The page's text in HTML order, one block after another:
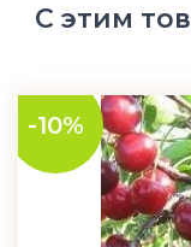
С этим
-10%